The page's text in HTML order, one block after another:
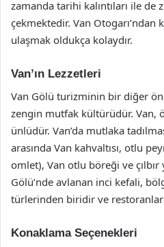
zamanda tarihi kalıntıları ile
çekmektedir. Van
ulaşmak oldukça kolaydır.
Van’ın Lezzetleri
Van Gölü turizminin bir diğer
zengin mutfak kültürüdür. Van,
ünlüdür. Van’da mutlaka
arasında Van kahvaltısı, otlu
omlet), Van otlu böreği ve çılbır
Gölü’nde avlanan inci kefali,
türlerinden biridir ve
Konaklama Seçenekleri